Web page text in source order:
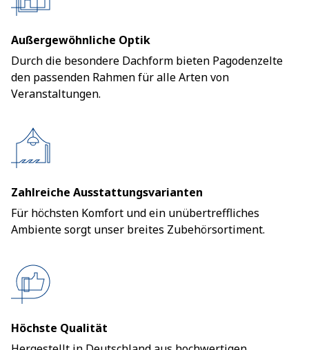
Außergewöhnliche Optik
Durch die besondere Dachform bieten Pagodenzelte
den passenden Rahmen für alle Arten von
Veranstaltungen.
Zahlreiche Ausstattungsvarianten
Für höchsten Komfort und ein unübertreffliches
Ambiente sorgt unser breites Zubehörsortiment.
Höchste Qualität